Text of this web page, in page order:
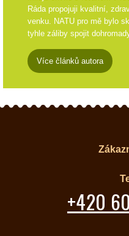
Ráda propojuji kvalitní,
venku. NATU pro mě bylo
tyhle záliby spojit
Více článků autora
+420